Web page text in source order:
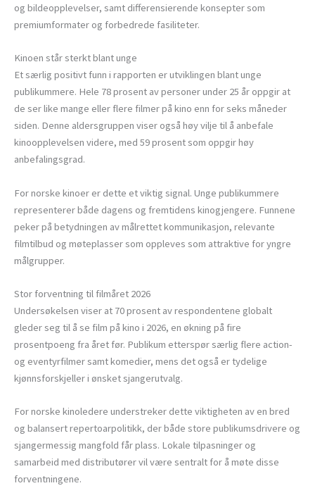
og bildeopplevelser, samt differensierende konsepter som
premiumformater og forbedrede fasiliteter.
Kinoen står sterkt blant unge
Et særlig positivt funn i rapporten er utviklingen blant unge
publikummere. Hele 78 prosent av personer under 25 år oppgir at
de ser like mange eller flere filmer på kino enn for seks måneder
siden. Denne aldersgruppen viser også høy vilje til å anbefale
kinoopplevelsen videre, med 59 prosent som oppgir høy
anbefalingsgrad.
For norske kinoer er dette et viktig signal. Unge publikummere
representerer både dagens og fremtidens kinogjengere. Funnene
peker på betydningen av målrettet kommunikasjon, relevante
filmtilbud og møteplasser som oppleves som attraktive for yngre
målgrupper.
Stor forventning til filmåret 2026
Undersøkelsen viser at 70 prosent av respondentene globalt
gleder seg til å se film på kino i 2026, en økning på fire
prosentpoeng fra året før. Publikum etterspør særlig flere action-
og eventyrfilmer samt komedier, mens det også er tydelige
kjønnsforskjeller i ønsket sjangerutvalg.
For norske kinoledere understreker dette viktigheten av en bred
og balansert repertoarpolitikk, der både store publikumsdrivere og
sjangermessig mangfold får plass. Lokale tilpasninger og
samarbeid med distributører vil være sentralt for å møte disse
forventningene.